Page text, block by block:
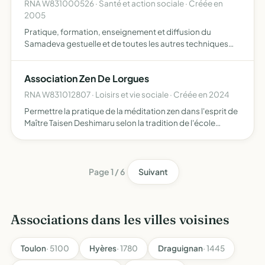
RNA W831000526 · Santé et action sociale · Créée en
2005
Pratique, formation, enseignement et diffusion du
Samadeva gestuelle et de toutes les autres techniques
Association Zen De Lorgues
RNA W831012807 · Loisirs et vie sociale · Créée en 2024
Permettre la pratique de la méditation zen dans l'esprit de
Maître Taisen Deshimaru selon la tradition de l'école
Page 1 / 6 Suivant
Associations dans les villes voisines
Toulon· 5100 Hyères· 1780 Draguignan· 1445